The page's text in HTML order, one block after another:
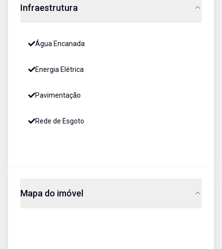
Infraestrutura
Água Encanada
Energia Elétrica
Pavimentação
Rede de Esgoto
Mapa do imóvel